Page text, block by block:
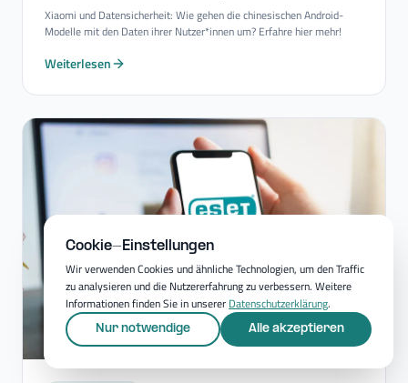
Xiaomi und Datensicherheit: Wie gehen die chinesischen Android-
Modelle mit den Daten ihrer Nutzer*innen um? Erfahre hier mehr!
Weiterlesen
Cookie-Einstellungen
Wir verwenden Cookies und ähnliche Technologien, um den Traffic
zu analysieren und die Nutzererfahrung zu verbessern. Weitere
Informationen finden Sie in unserer Datenschutzerklärung.
Nur notwendige Alle akzeptieren